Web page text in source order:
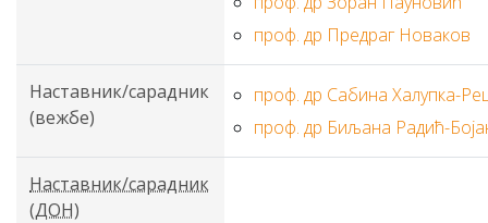
проф. др Предраг Новаков
Наставник/сарадник
(вежбе)
проф. др Сабина Халупка-
проф. др Биљана Радић-
Наставник/сарадник
(ДОН)